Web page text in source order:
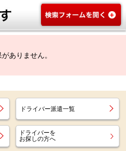
ありません。
ドライバー派遣一覧
ドライバーを
お探しの方へ